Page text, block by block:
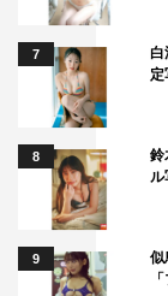
いって思ってた
てた人。いろん
います。いろん
まなきゃって思
ても、何してて
を過ごしたいで
新加入のヒュー
場所、たくさん
7
白
8
鈴
ル
9
似